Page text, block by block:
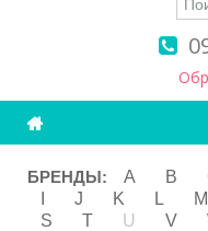
Ароматерапия
Витамины
БРЕНДЫ: A B
J K L M
S
T U V